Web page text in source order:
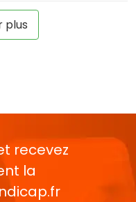
plus
recevez
la